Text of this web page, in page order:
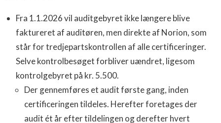
Fra 1.1.2026 vil auditgebyret ikke længere blive
faktureret af auditøren, men direkte af Norion, som
står for tredjepartskontrollen af alle certificeringer.
Selve kontrolbesøget forbliver uændret, ligesom
kontrolgebyret på kr. 5.500.
Der gennemføres et audit første gang, inden
certificeringen tildeles. Herefter foretages der
audit ét år efter tildelingen og derefter hvert